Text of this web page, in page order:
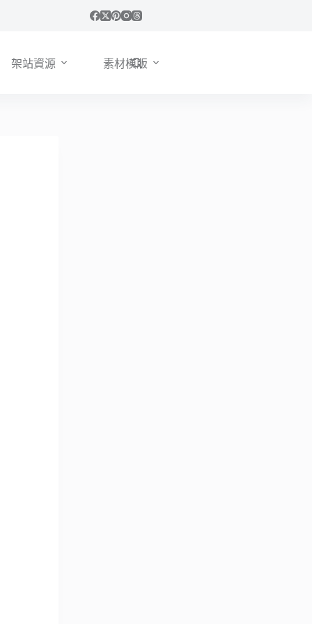
架站資源 素材模版